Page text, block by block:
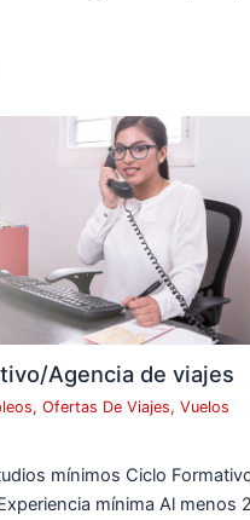
Agencia de viajes
,Ofertas De Viajes,Vuelos
mínimos Ciclo
mínima Al menos 2